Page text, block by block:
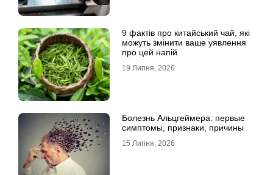
9 фактів про китайський чай, які
можуть змінити ваше уявлення
про цей напій
19 Липня, 2026
Болезнь Альцгеймера: первые
симптомы, признаки, причины
15 Липня, 2026